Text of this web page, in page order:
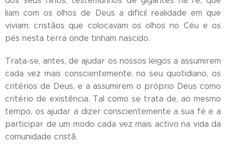
liam com os olhos de Deus a difícil realidade em que
viviam; cristãos que colocavam os olhos no Céu e os
pés nesta terra onde tinham nascido.
Trata-se, antes, de ajudar os nossos leigos a assumirem
cada vez mais conscientemente, no seu quotidiano, os
critérios de Deus, e a assumirem o próprio Deus como
critério de existência. Tal como se trata de, ao mesmo
tempo, os ajudar a dizer conscientemente a sua fé e a
participar de um modo cada vez mais activo na vida da
comunidade cristã.